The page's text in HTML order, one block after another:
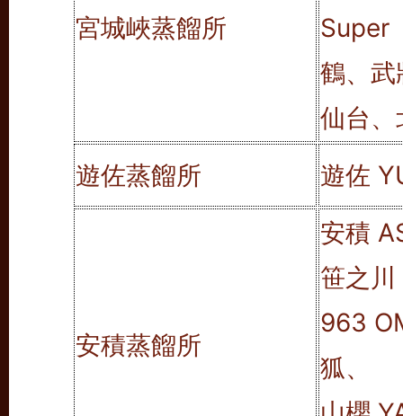
宮城峽蒸餾所
Super
鶴、武
仙台、
遊佐蒸餾所
遊佐
安積蒸餾所
安積
笹之
963
狐、